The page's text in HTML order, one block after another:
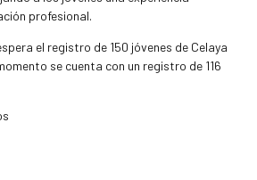
profesional.
el registro de 150 jóvenes de Celaya
se cuenta con un registro de 116